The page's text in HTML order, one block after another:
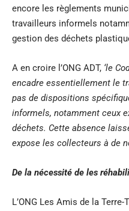
encore les règlements
travailleurs informels
gestion des déchets
A en croire l’ONG ADT, ‘le
encadre essentiellement le
pas de dispositions
informels, notamment ceux
déchets. Cette absence
expose les collecteurs à de
De la nécessité de les
L’ONG Les Amis de la